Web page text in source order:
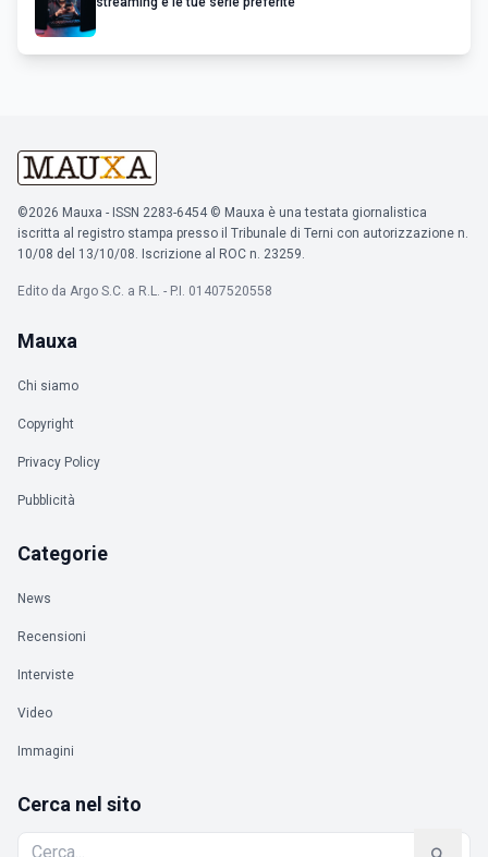
©2026 Mauxa - ISSN 2283-6454 © Mauxa è una testata giornalistica
iscritta al registro stampa presso il Tribunale di Terni con autorizzazione n.
10/08 del 13/10/08. Iscrizione al ROC n. 23259.
Edito da Argo S.C. a R.L. - P.I. 01407520558
Mauxa
Chi siamo
Copyright
Privacy Policy
Pubblicità
Categorie
News
Recensioni
Interviste
Video
Immagini
Cerca nel sito